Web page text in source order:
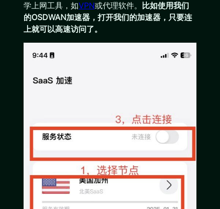
学上网工具，如VPN或代理软件。
比如使用我们
的OSDWAN加速器，打开我们的加速器，只要连
上就可以高速访问了。